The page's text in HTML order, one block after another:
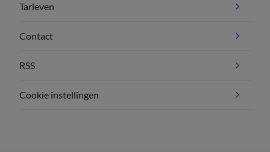
Tarieven
Contact
RSS
Cookie instellingen